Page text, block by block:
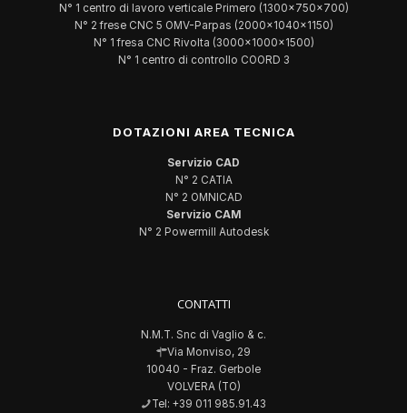
N° 1 centro di lavoro verticale Primero (1300x750x700)
N° 2 frese CNC 5 OMV-Parpas (2000x1040x1150)
N° 1 fresa CNC Rivolta (3000x1000x1500)
N° 1 centro di controllo COORD 3
DOTAZIONI AREA TECNICA
Servizio CAD
N° 2 CATIA
N° 2 OMNICAD
Servizio CAM
N° 2 Powermill Autodesk
CONTATTI
N.M.T. Snc di Vaglio & c.
Via Monviso, 29
10040 - Fraz. Gerbole
VOLVERA (TO)
Tel: +39 011 985.91.43